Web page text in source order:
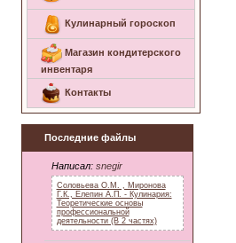
Кулинарный гороскоп
Магазин кондитерского
инвентаря
Контакты
Последние файлы
Написал: snegir
Соловьева О.М. , Миронова
Г.К., Елепин А.П. - Кулинария:
Теоретические основы
профессиональной
деятельности (В 2 частях)